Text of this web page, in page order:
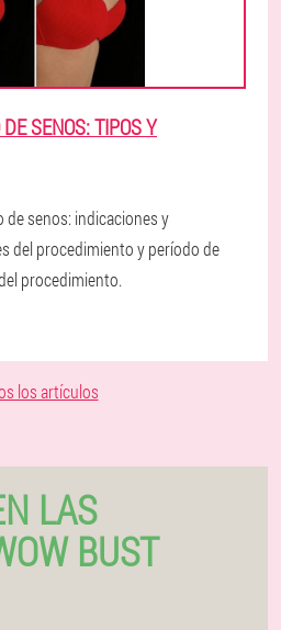
SENOS: TIPOS Y
de senos: indicaciones y
del procedimiento y período de
procedimiento.
los artículos
LAS
BUST